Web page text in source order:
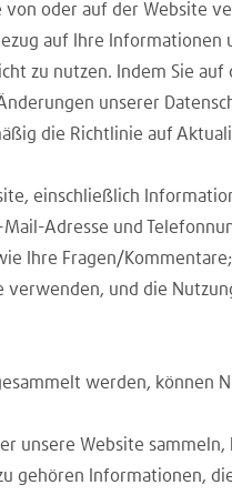
oder auf der Website
auf Ihre Informationen
zu nutzen. Indem Sie
unserer
die Richtlinie auf
einschließlich
Adresse und
Ihre Fragen/
und die
werden, können
unsere Website
gehören Informationen,